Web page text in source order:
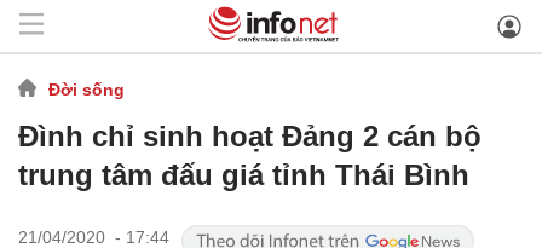
Đời sống
Đình chỉ sinh hoạt Đảng 2 cán bộ
trung tâm đấu giá tỉnh Thái Bình
21/04/2020 - 17:44